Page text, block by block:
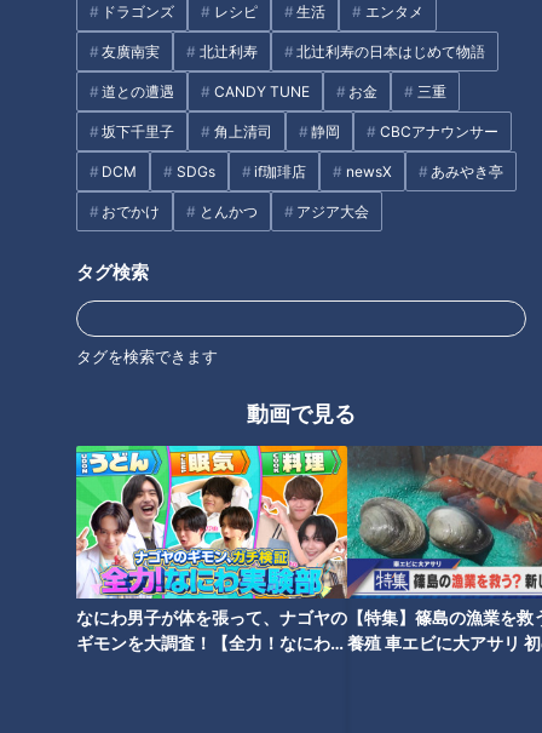
ドラゴンズ レシピ 生活 エンタメ
友廣南実 北辻利寿 北辻利寿の日本はじめて物語
道との遭遇 CANDY TUNE お金 三重
坂下千里子 角上清司 静岡 CBCアナウンサー
DCM SDGs if珈琲店 newsX あみやき亭
おでかけ とんかつ アジア大会
タグ検索
タグを検索できます
動画で見る
なにわ男子が体を張って、ナゴヤの
ギモンを大調査！【全力！なにわ実
【特集】篠島の漁業を救
養殖 車エビに大アサリ
台湾ミンチをあらかじめスープに混ぜておくミックス式、この
ふたつのパターンに大別されるのです。
「味仙 今池本店」（名古屋市千種区）は1962年に長男・郭
明優さんが創業。台湾ラーメンは、明優さんが台湾の坦仔麺
（タンツーメン）にヒントを得て昭和50年代に開発しまし
た。同店の調理法はトッピング式。「スープは鶏ガラベースで
チの中に凝縮されていて、上からスープをかけることでそれが
全体に行き渡ります」と明優さんの妻の郭美英さん。
いざ実食。麺を口へ運んだ瞬間、「か、辛いッ･･･!」。何度も
食べて分かっているはずなのに一口目の辛さのインパクトは強
辛みがとけ出して徐々に赤さが増してきます。ミンチは粗挽き
でジューシーな肉感十分。辛さの中に肉のうまみ、甘みも感じ
られます。口の中がヒリヒリするほど刺激的なのですが、それ
でも箸が止まらなくなるのは、甘みとうまみが後からやって来
て、ただ辛いだけではない深みと奥行きがあるからです。